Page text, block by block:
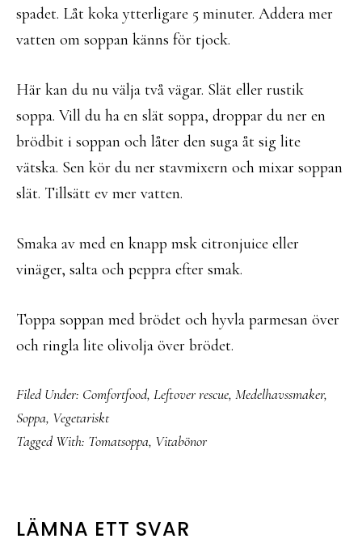
spadet. Låt koka ytterligare 5 minuter. Addera mer
vatten om soppan känns för tjock.
Här kan du nu välja två vägar. Slät eller rustik
soppa. Vill du ha en slät soppa, droppar du ner en
brödbit i soppan och låter den suga åt sig lite
vätska. Sen kör du ner stavmixern och mixar soppan
slät. Tillsätt ev mer vatten.
Smaka av med en knapp msk citronjuice eller
vinäger, salta och peppra efter smak.
Toppa soppan med brödet och hyvla parmesan över
och ringla lite olivolja över brödet.
Filed Under: Comfortfood, Leftover rescue, Medelhavssmaker,
Soppa, Vegetariskt
Tagged With: Tomatsoppa, Vitabönor
READER
LÄMNA ETT SVAR